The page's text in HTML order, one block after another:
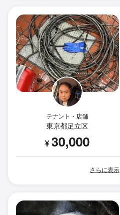
テナント・店舗
東京都足立区
¥30,000
さらに表示